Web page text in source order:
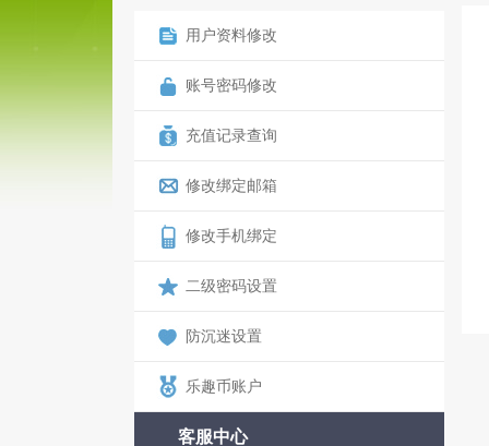
用户资料修改
账号密码修改
充值记录查询
修改绑定邮箱
修改手机绑定
二级密码设置
防沉迷设置
乐趣币账户
客服中心